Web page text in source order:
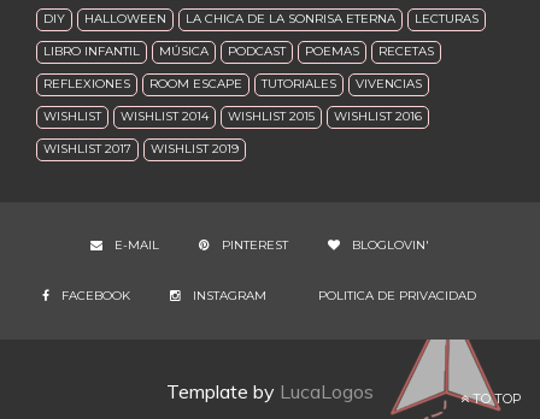
DIY HALLOWEEN LA CHICA DE LA SONRISA ETERNA LECTURAS
LIBRO INFANTIL MÚSICA PODCAST POEMAS RECETAS
REFLEXIONES ROOM ESCAPE TUTORIALES VIVENCIAS
WISHLIST WISHLIST 2014 WISHLIST 2015 WISHLIST 2016
WISHLIST 2017 WISHLIST 2019
E-MAIL PINTEREST BLOGLOVIN'
FACEBOOK INSTAGRAM POLITICA DE PRIVACIDAD
Template by LucaLogos TO TOP